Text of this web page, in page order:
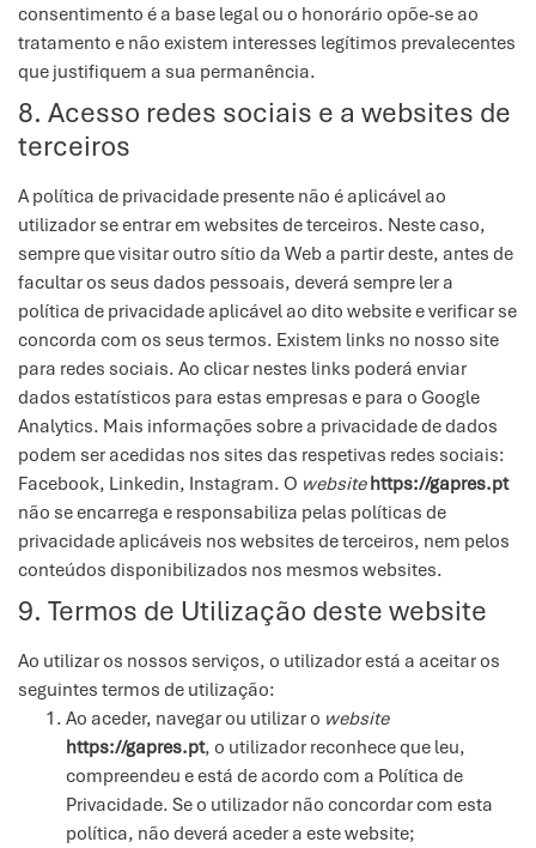
consentimento é a base legal ou o honorário opõe-se ao
tratamento e não existem interesses legítimos prevalecentes
que justifiquem a sua permanência.
8. Acesso redes sociais e a websites de
terceiros
A política de privacidade presente não é aplicável ao
utilizador se entrar em websites de terceiros. Neste caso,
sempre que visitar outro sítio da Web a partir deste, antes de
facultar os seus dados pessoais, deverá sempre ler a
política de privacidade aplicável ao dito website e verificar se
concorda com os seus termos. Existem links no nosso site
para redes sociais. Ao clicar nestes links poderá enviar
dados estatísticos para estas empresas e para o Google
Analytics. Mais informações sobre a privacidade de dados
podem ser acedidas nos sites das respetivas redes sociais:
Facebook, Linkedin, Instagram. O website https://gapres.pt
não se encarrega e responsabiliza pelas políticas de
privacidade aplicáveis nos websites de terceiros, nem pelos
conteúdos disponibilizados nos mesmos websites.
9. Termos de Utilização deste website
Ao utilizar os nossos serviços, o utilizador está a aceitar os
seguintes termos de utilização:
Ao aceder, navegar ou utilizar o website
https://gapres.pt, o utilizador reconhece que leu,
compreendeu e está de acordo com a Política de
Privacidade. Se o utilizador não concordar com esta
política, não deverá aceder a este website;